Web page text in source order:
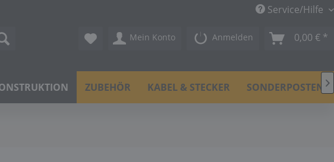
Service/Hilfe
Mein Konto Anmelden 0,00 € *
ZUBEHÖR KABEL & STECKER SONDERPOSTEN 